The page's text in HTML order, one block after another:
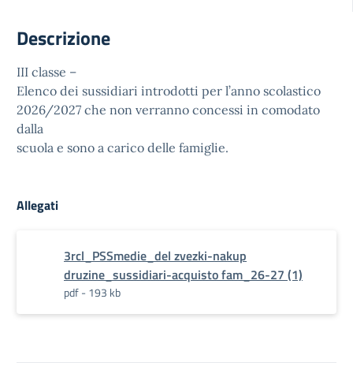
Descrizione
III classe –
Elenco dei sussidiari introdotti per l’anno scolastico
2026/2027 che non verranno concessi in comodato
dalla
scuola e sono a carico delle famiglie.
Allegati
3rcl_PSSmedie_del zvezki-nakup
druzine_sussidiari-acquisto fam_26-27 (1)
pdf - 193 kb